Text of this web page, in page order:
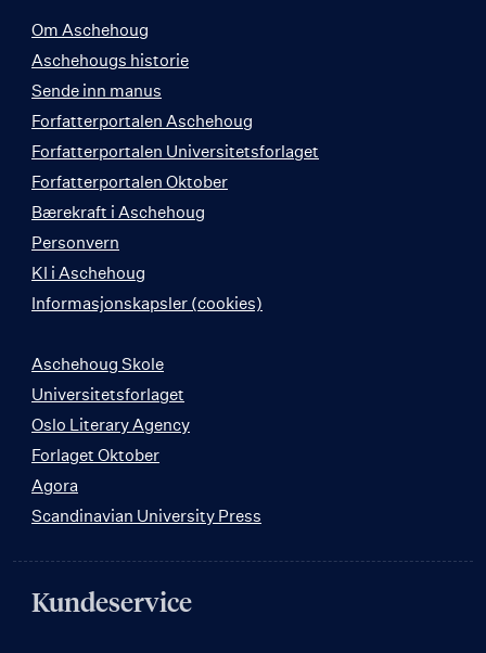
Om Aschehoug
Aschehougs historie
Sende inn manus
Forfatterportalen Aschehoug
Forfatterportalen Universitetsforlaget
Forfatterportalen Oktober
Bærekraft i Aschehoug
Personvern
KI i Aschehoug
Informasjonskapsler (cookies)
Aschehoug Skole
Universitetsforlaget
Oslo Literary Agency
Forlaget Oktober
Agora
Scandinavian University Press
Kundeservice